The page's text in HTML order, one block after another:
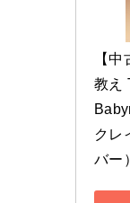
【
教え
クレ
バー